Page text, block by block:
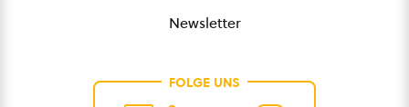
Newsletter
FOLGE UNS